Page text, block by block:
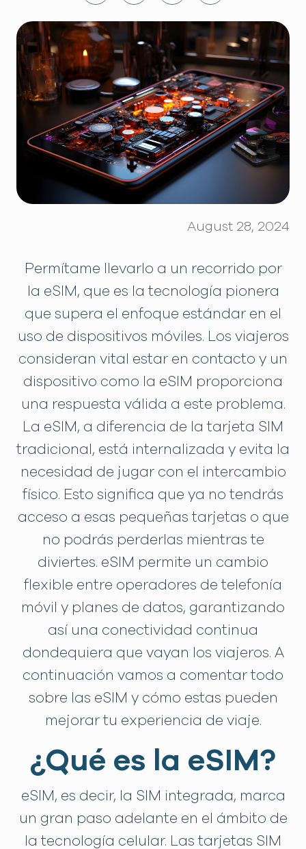
August 28, 2024
Permítame llevarlo a un recorrido por
la eSIM, que es la tecnología pionera
que supera el enfoque estándar en el
uso de dispositivos móviles. Los viajeros
consideran vital estar en contacto y un
dispositivo como la eSIM proporciona
una respuesta válida a este problema.
La eSIM, a diferencia de la tarjeta SIM
tradicional, está internalizada y evita la
necesidad de jugar con el intercambio
físico. Esto significa que ya no tendrás
acceso a esas pequeñas tarjetas o que
no podrás perderlas mientras te
diviertes. eSIM permite un cambio
flexible entre operadores de telefonía
móvil y planes de datos, garantizando
así una conectividad continua
dondequiera que vayan los viajeros. A
continuación vamos a comentar todo
sobre las eSIM y cómo estas pueden
mejorar tu experiencia de viaje.
¿Qué es la eSIM?
eSIM, es decir, la SIM integrada, marca
un gran paso adelante en el ámbito de
la tecnología celular. Las tarjetas SIM